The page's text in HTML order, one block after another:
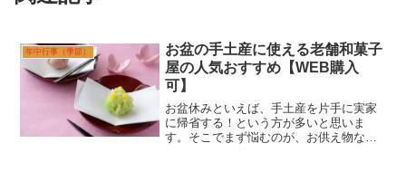
年中行事（季節）
お盆の手土産に使える老舗和菓子
屋の人気おすすめ【WEB購入
可】
お盆休みといえば、手土産を片手に実家
に帰省する！という方が多いと思いま
す。そこでまず悩むのが、お供え物など